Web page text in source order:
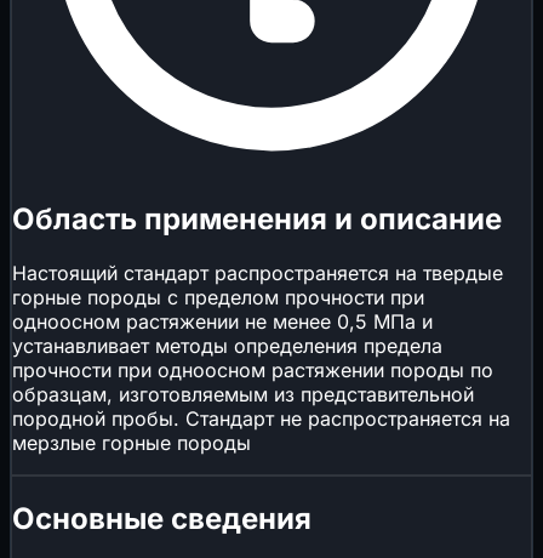
Область применения и описание
Настоящий стандарт распространяется на твердые
горные породы с пределом прочности при
одноосном растяжении не менее 0,5 МПа и
устанавливает методы определения предела
прочности при одноосном растяжении породы по
образцам, изготовляемым из представительной
породной пробы. Стандарт не распространяется на
мерзлые горные породы
Основные сведения